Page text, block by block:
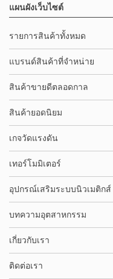
แผนผังเว็บไซต์
รายการสินค้าทั้งหมด
แบรนด์สินค้าที่จำหน่าย
สินค้าขายดีตลอดกาล
สินค้ายอดนิยม
เกจวัดแรงดัน
เทอร์โมมิเตอร์
อุปกรณ์เสริมระบบนิวเมติกส์
บทความอุตสาหกรรม
เกี่ยวกับเรา
ติดต่อเรา